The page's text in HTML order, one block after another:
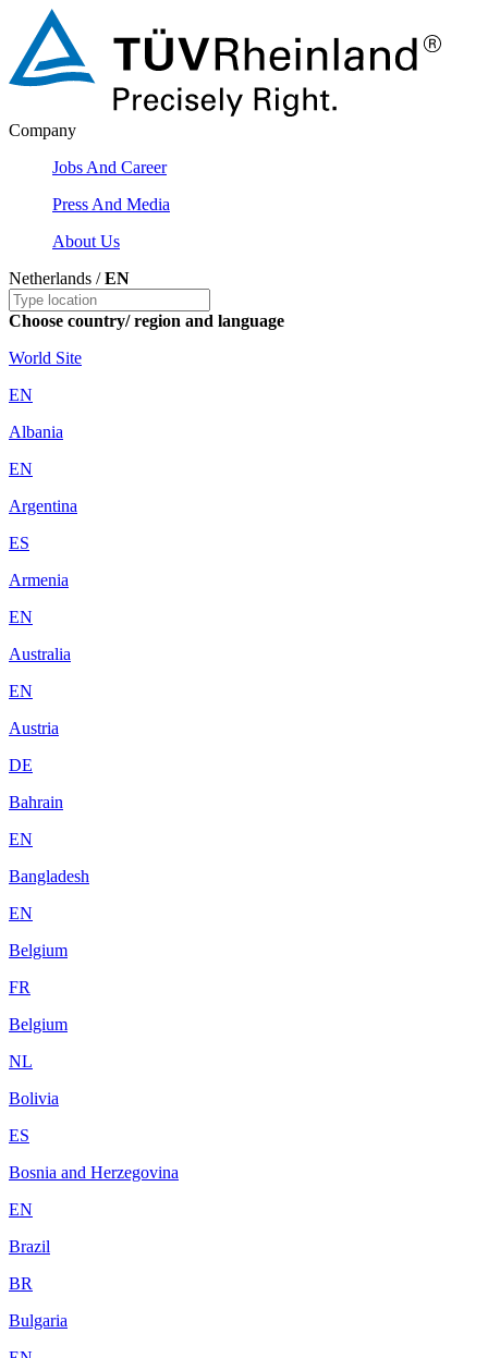
Company
Jobs And Career
Press And Media
About Us
Netherlands /EN
Choose country/ region and language
World Site
EN
Albania
EN
Argentina
ES
Armenia
EN
Australia
EN
Austria
DE
Bahrain
EN
Bangladesh
EN
Belgium
FR
Belgium
NL
Bolivia
ES
Bosnia and Herzegovina
EN
Brazil
BR
Bulgaria